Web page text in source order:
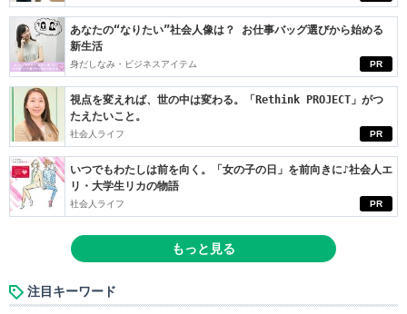
PR
あなたの“なりたい”社会人像は？ お仕事バッグ選びから始める
新生活
身だしなみ・ビジネスアイテム
PR
視点を変えれば、世の中は変わる。「Rethink PROJECT」がつ
たえたいこと。
社会人ライフ
PR
いつでもわたしは前を向く。「女の子の日」を前向きに♪社会人エ
リ・大学生リカの物語
社会人ライフ
もっと見る
注目キーワード